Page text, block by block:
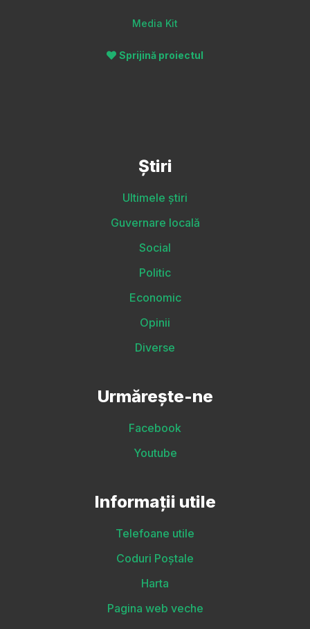
Media Kit
Sprijină proiectul
Știri
Ultimele știri
Guvernare locală
Social
Politic
Economic
Opinii
Diverse
Urmărește-ne
Facebook
Youtube
Informații utile
Telefoane utile
Coduri Poștale
Harta
Pagina web veche